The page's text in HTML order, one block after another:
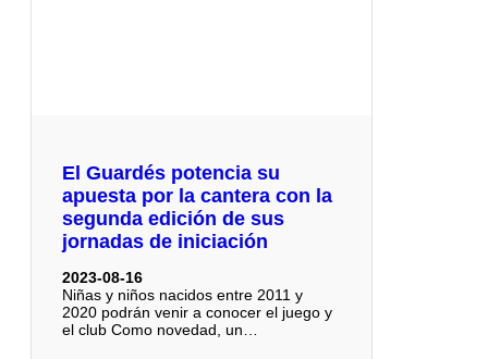
El Guardés potencia su
apuesta por la cantera con la
segunda edición de sus
jornadas de iniciación
2023-08-16
Niñas y niños nacidos entre 2011 y
2020 podrán venir a conocer el juego y
el club Como novedad, un…